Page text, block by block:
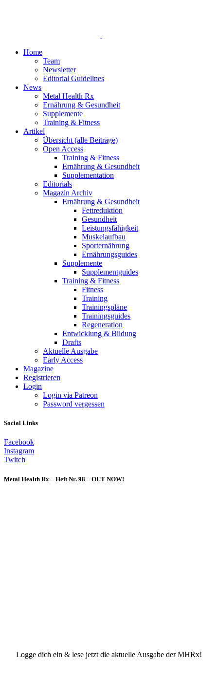
Home
Team
Newsletter
Editorial Guidelines
News
Metal Health Rx
Ernährung & Gesundheit
Supplemente
Training & Fitness
Artikel
Übersicht (alle Beiträge)
Open Access
Training & Fitness
Ernährung & Gesundheit
Supplementation
Editorials
Magazin Archiv
Ernährung & Gesundheit
Fettreduktion
Gesundheit
Leistungsfähigkeit
Muskelaufbau
Sporternährung
Ernährungsguides
Supplemente
Supplementguides
Training & Fitness
Fitness
Training
Trainingspläne
Trainingsguides
Regeneration
Entwicklung & Bildung
Drafts
Aktuelle Ausgabe
Early Access
Magazine
Registrieren
Login
Login via Patreon
Password vergessen
Social Links
Facebook
Instagram
Twitch
Metal Health Rx – Heft Nr. 98 – OUT NOW!
Logge dich ein & lese jetzt die aktuelle Ausgabe der MHRx!